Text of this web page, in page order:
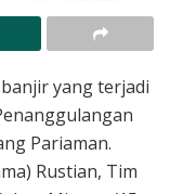
yang terjadi
Pariaman.
Rustian, Tim